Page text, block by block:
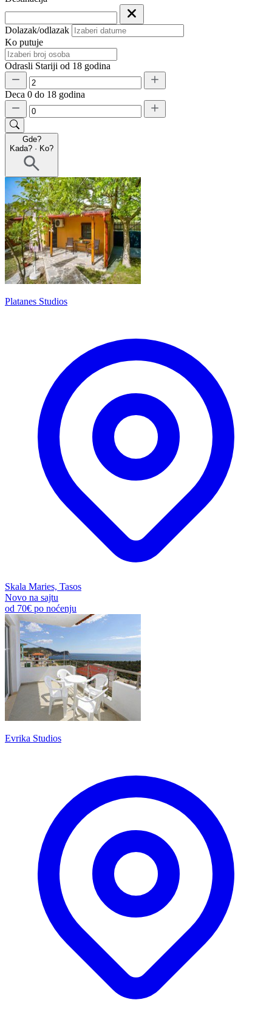
Dolazak/odlazak
Ko putuje
Odrasli Stariji od 18 godina
Deca 0 do 18 godina
Gde?
Kada? · Ko?
Platanes Studios
Skala Maries, Tasos
Novo na sajtu
od 70€ po noćenju
Evrika Studios